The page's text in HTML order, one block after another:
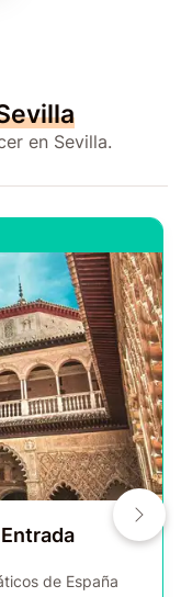
en Sevilla.
de España